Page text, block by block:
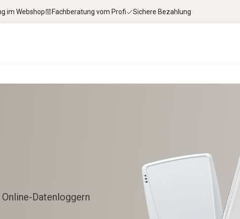
im Webshop Fachberatung vom Profi Sichere Bezahlung
Datenloggern